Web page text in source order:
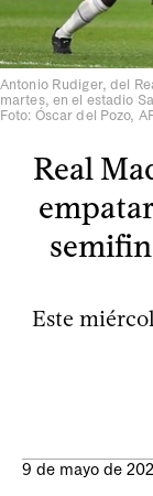
Antonio Rudiger, del
martes, en el estadio
Foto: Óscar del Pozo,
Real
Este
9 de mayo de